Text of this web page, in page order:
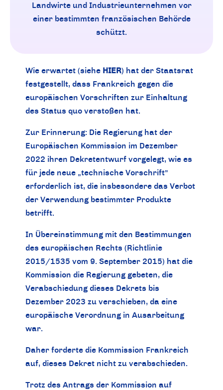
Landwirte und Industrieunternehmen vor
einer bestimmten französischen Behörde
schützt.
Wie erwartet (siehe HIER) hat der Staatsrat
festgestellt, dass Frankreich gegen die
europäischen Vorschriften zur Einhaltung
des Status quo verstoßen hat.
Zur Erinnerung: Die Regierung hat der
Europäischen Kommission im Dezember
2022 ihren Dekretentwurf vorgelegt, wie es
für jede neue „technische Vorschrift”
erforderlich ist, die insbesondere das Verbot
der Verwendung bestimmter Produkte
betrifft.
In Übereinstimmung mit den Bestimmungen
des europäischen Rechts (Richtlinie
2015/1535 vom 9. September 2015) hat die
Kommission die Regierung gebeten, die
Verabschiedung dieses Dekrets bis
Dezember 2023 zu verschieben, da eine
europäische Verordnung in Ausarbeitung
war.
Daher forderte die Kommission Frankreich
auf, dieses Dekret nicht zu verabschieden.
Trotz des Antrags der Kommission auf